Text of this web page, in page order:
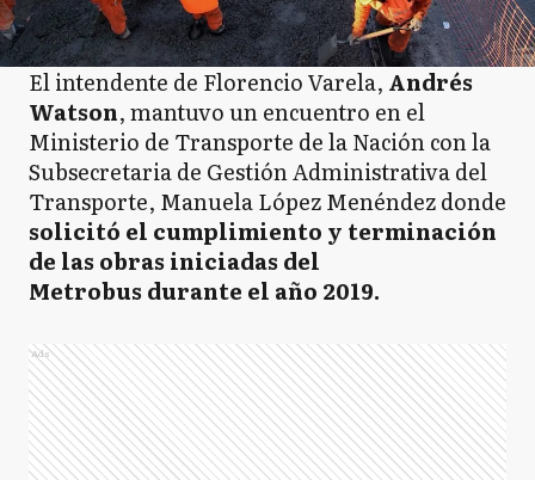
El intendente de Florencio Varela, Andrés
Watson, mantuvo un encuentro en el
Ministerio de Transporte de la Nación con la
Subsecretaria de Gestión Administrativa del
Transporte, Manuela López Menéndez donde
solicitó el cumplimiento y terminación
de las obras iniciadas del
Metrobus durante el año 2019.
Ads